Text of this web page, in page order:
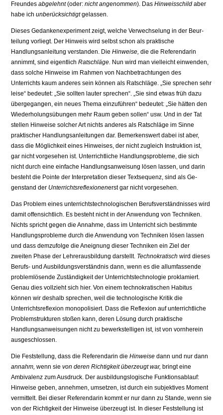
Freundes abgelehnt(oder: nicht angenommen). DasHinweisschild aber
habe ich unberücksichtigtgelassen.
Dieses Gedankenexperiment zeigt, welche Verwechselung in der Beur­
teilung vorliegt. Der Hinweis wird selbst schon als praktische
Handlungsan­leitung verstanden. Die Hinweise, die die Referendarin
annimmt, sind eigent­lich Ratschläge. Nun wird man vielleicht einwenden,
dass solche Hinweise im Rahmen von Nachbetrachtungen des
Unterrichts kaum anderes sein kön­nen als Ratschläge. „Sie sprechen sehr
leise“ bedeutet: „Sie sollten lauter sprechen“. „Sie sind etwas früh dazu
übergegangen, ein neues Thema einzu­führen“ bedeutet: „Sie hätten den
Wiederholungsübungen mehr Raum geben sollen“ usw. Und in der Tat
stellen Hinweise solcher Art nichts anderes als Ratschläge im Sinne
praktischer Handlungsanleitungen dar. Bemerkenswert dabei ist aber,
dass die Möglichkeit eines Hinweises, der nicht zugleich In­struktion ist,
gar nicht vorgesehen ist. Unterrichtliche Handlungsprobleme, die sich
nicht durch eine einfache Handlungsanweisung lösen lassen, und darin
besteht die Pointe der Interpretation dieser Textsequenz, sind als Ge­
genstand der Unterrichtsreflexionenerst gar nicht vorgesehen.
Das Problem eines unterrichtstechnologischen Berufsverständnisses wird
damit offensichtlich. Es besteht nicht in der Anwendung von Techniken.
Nichts spricht gegen die Annahme, dass im Unterricht sich bestimmte
Hand­lungsprobleme durch die Anwendung von Techniken lösen lassen
und dass demzufolge die Aneignung dieser Techniken ein Ziel der
zweiten Phase der Lehrerausbildung darstellt. Technokratisch wird dieses
Berufs- und Ausbil­dungsverständnis dann, wenn es die allumfassende
problemlösende Zustän­digkeit der Unterrichtstechnologie proklamiert.
Genau dies vollzieht sich hier. Von einem technokratischen Habitus
können wir deshalb sprechen, weil die technologische Kritik die
Unterrichtsreflexion monopolisiert. Dass die Reflexion auf unterrichtliche
Problemstrukturen stoßen kann, deren Lösung durch praktische
Handlungsanweisungen nicht zu bewerkstelligen ist, ist von vornherein
ausgeschlossen.
Die Feststellung, dass die Referendarin die Hinweise dann und nur dann
annahm, wenn sie von deren Richtigkeit überzeugt war, bringt eine
Ambiva­lenz zum Ausdruck. Der ausbildungslogische Funktionsablauf:
Hinweise ge­ben, annehmen, umsetzen, ist durch ein subjektives Moment
vermittelt. Bei dieser Referendarin kommt er nur dann zu Stande, wenn sie
von der Richtig­keit der Hinweise überzeugt ist. In dieser Feststellung ist